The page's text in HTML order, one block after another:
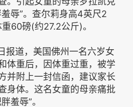
辱”。查尔莉身高4英尺2
60磅(约27.2公斤)。
道，美国佛州一名六岁女
体重后，因体重过重，被学
并附上一封信函，建议家长
身体。这名女童的母亲痛批
羞辱”。